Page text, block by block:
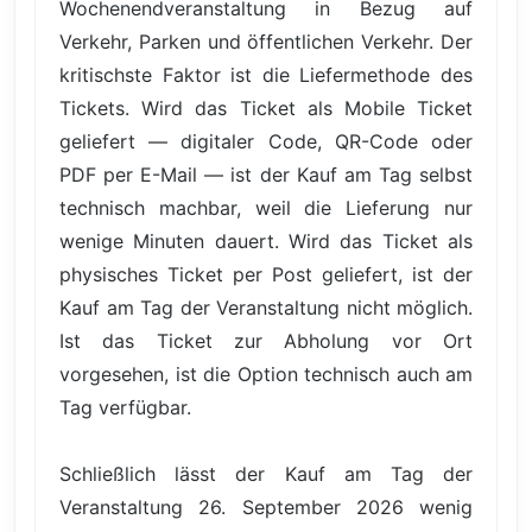
Wochenendveranstaltung in Bezug auf
Verkehr, Parken und öffentlichen Verkehr. Der
kritischste Faktor ist die Liefermethode des
Tickets. Wird das Ticket als Mobile Ticket
geliefert — digitaler Code, QR-Code oder
PDF per E-Mail — ist der Kauf am Tag selbst
technisch machbar, weil die Lieferung nur
wenige Minuten dauert. Wird das Ticket als
physisches Ticket per Post geliefert, ist der
Kauf am Tag der Veranstaltung nicht möglich.
Ist das Ticket zur Abholung vor Ort
vorgesehen, ist die Option technisch auch am
Tag verfügbar.
Schließlich lässt der Kauf am Tag der
Veranstaltung 26. September 2026 wenig